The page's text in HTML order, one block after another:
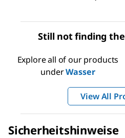
Still not finding
Explore all of our products
underWasser
View All
Sicherheitshinweise